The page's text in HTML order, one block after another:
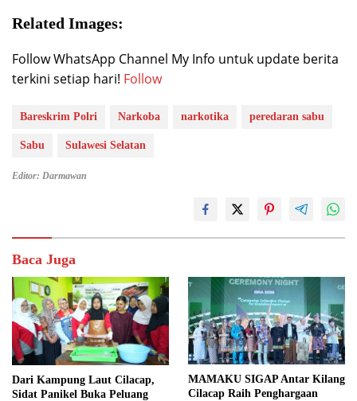
Related Images:
Follow WhatsApp Channel My Info untuk update berita
terkini setiap hari! Follow
Bareskrim Polri Narkoba narkotika peredaran sabu
Sabu Sulawesi Selatan
Editor: Darmawan
Baca Juga
Dari Kampung Laut Cilacap,
Sidat Panikel Buka Peluang
MAMAKU SIGAP Antar Kilang
Cilacap Raih Penghargaan